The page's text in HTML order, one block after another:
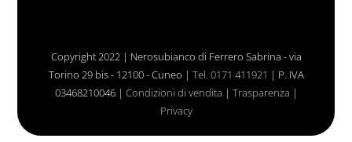
Copyright 2022 | Nerosubianco di Ferrero Sabrina - via
Torino 29 bis - 12100 - Cuneo | Tel. 0171 411921 | P. IVA
03468210046 | Condizioni di vendita | Trasparenza |
Privacy